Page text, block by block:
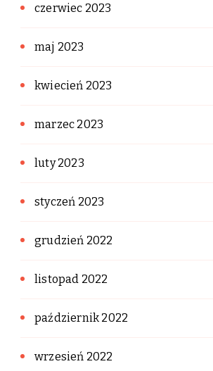
czerwiec 2023
maj 2023
kwiecień 2023
marzec 2023
luty 2023
styczeń 2023
grudzień 2022
listopad 2022
październik 2022
wrzesień 2022